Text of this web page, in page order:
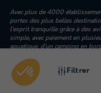
Filtrer
Avec plus de 4000
portes des plus belles
l’esprit tranquille grâce à des
simple, avec paiement en
aquatique, d’un camping en
Roussillon, l’Espagne ou la
© 2008-2026 Campings.com -